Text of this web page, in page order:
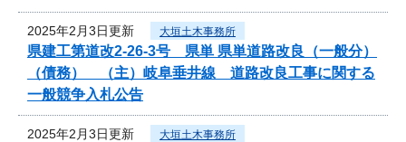
2025年2月3日更新 大垣土木事務所
県建工第道改2-26-3号 県単 県単道路改良（一般分）
（債務） （主）岐阜垂井線 道路改良工事に関する
一般競争入札公告
2025年2月3日更新 大垣土木事務所